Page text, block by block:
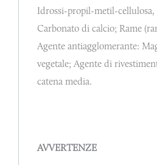
Idrossi-propil-metil-cellulosa,
Carbonato di calcio; Rame
Agente antiagglomerante:
vegetale; Agente di
catena media.
AVVERTENZE